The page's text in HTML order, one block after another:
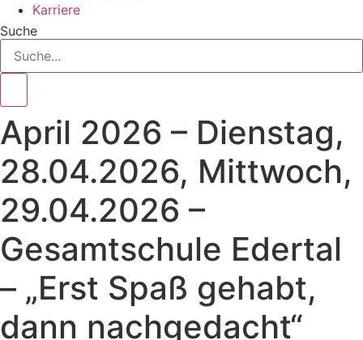
Karriere
Suche
April 2026 – Dienstag,
28.04.2026, Mittwoch,
29.04.2026 –
Gesamtschule Edertal
– „Erst Spaß gehabt,
dann nachgedacht“